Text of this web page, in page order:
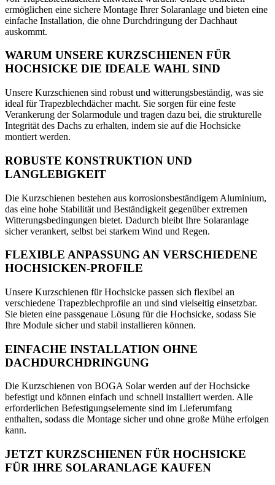
ermöglichen eine sichere Montage Ihrer Solaranlage und bieten eine
einfache Installation, die ohne Durchdringung der Dachhaut
auskommt.
WARUM UNSERE KURZSCHIENEN FÜR
HOCHSICKE DIE IDEALE WAHL SIND
Unsere Kurzschienen sind robust und witterungsbeständig, was sie
ideal für Trapezblechdächer macht. Sie sorgen für eine feste
Verankerung der Solarmodule und tragen dazu bei, die strukturelle
Integrität des Dachs zu erhalten, indem sie auf die Hochsicke
montiert werden.
ROBUSTE KONSTRUKTION UND
LANGLEBIGKEIT
Die Kurzschienen bestehen aus korrosionsbeständigem Aluminium,
das eine hohe Stabilität und Beständigkeit gegenüber extremen
Witterungsbedingungen bietet. Dadurch bleibt Ihre Solaranlage
sicher verankert, selbst bei starkem Wind und Regen.
FLEXIBLE ANPASSUNG AN VERSCHIEDENE
HOCHSICKEN-PROFILE
Unsere Kurzschienen für Hochsicke passen sich flexibel an
verschiedene Trapezblechprofile an und sind vielseitig einsetzbar.
Sie bieten eine passgenaue Lösung für die Hochsicke, sodass Sie
Ihre Module sicher und stabil installieren können.
EINFACHE INSTALLATION OHNE
DACHDURCHDRINGUNG
Die Kurzschienen von BOGA Solar werden auf der Hochsicke
befestigt und können einfach und schnell installiert werden. Alle
erforderlichen Befestigungselemente sind im Lieferumfang
enthalten, sodass die Montage sicher und ohne große Mühe erfolgen
kann.
JETZT KURZSCHIENEN FÜR HOCHSICKE
FÜR IHRE SOLARANLAGE KAUFEN